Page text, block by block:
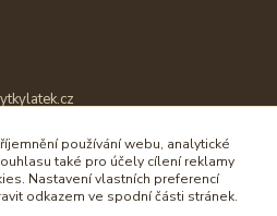
používání webu, analytické
také pro účely cílení reklamy
Nastavení vlastních preferencí
odkazem ve spodní části stránek.